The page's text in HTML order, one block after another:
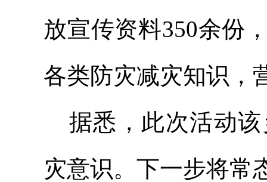
放宣传资料350余份
各类防灾减灾知识，
据悉，此次活动
灾意识。下一步将常